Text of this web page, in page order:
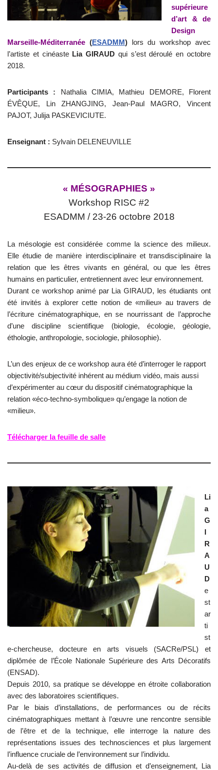
supérieure
d’art & de
Design
Marseille-Méditerranée (ESADMM)lors du workshop avec
l’artiste et cinéaste Lia GIRAUD qui s’est déroulé en octobre
2018.
Participants : Nathalia CIMIA, Mathieu DEMORE, Florent
ÉVÊQUE, Lin ZHANGJING, Jean-Paul MAGRO, Vincent
PAJOT, Julija PASKEVICIUTE.
Enseignant : Sylvain DELENEUVILLE
« MÉSOGRAPHIES »
Workshop RISC #2
ESADMM / 23-26 octobre 2018
La mésologie est considérée comme la science des milieux.
Elle étudie de manière interdisciplinaire et transdisciplinaire la
relation que les êtres vivants en général, ou que les êtres
humains en particulier, entretiennent avec leur environnement.
Durant ce workshop animé par Lia GIRAUD, les étudiants ont
été invités à explorer cette notion de «milieu» au travers de
l’écriture cinématographique, en se nourrissant de l’approche
d’une discipline scientifique (biologie, écologie, géologie,
éthologie, anthropologie, sociologie, philosophie).
L’un des enjeux de ce workshop aura été d’interroger le rapport
objectivité/subjectivité inhérent au médium vidéo, mais aussi
d’expérimenter au cœur du dispositif cinématographique la
relation «éco-techno-symbolique» qu’engage la notion de
«milieu».
Télécharger la feuille de salle
Li
a
G
I
R
A
U
D
e
st
ar
ti
st
e-chercheuse, docteure en arts visuels (SACRe/PSL) et
diplômée de l’École Nationale Supérieure des Arts Décoratifs
(ENSAD).
Depuis 2010, sa pratique se développe en étroite collaboration
avec des laboratoires scientifiques.
Par le biais d’installations, de performances ou de récits
cinématographiques mettant à l’œuvre une rencontre sensible
de l’être et de la technique, elle interroge la nature des
représentations issues des technosciences et plus largement
l’influence cruciale de l’environnement sur l’individu.
Au-delà de ses activités de diffusion et d’enseignement, Lia